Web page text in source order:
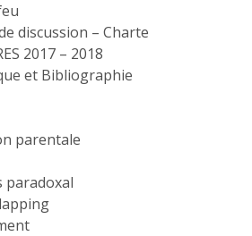
discussion – Charte
2017 – 2018
et Bibliographie
parentale
paradoxal